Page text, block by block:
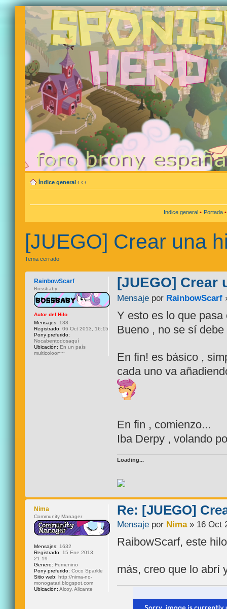
Índice general ‹ ‹ ‹
Indice general • Portada
[JUEGO] Crear una
Tema cerrado
[JUEGO] Crear
Mensaje por RainbowScarf
Y esto es lo que
Bueno , no se sí
En fin! es básico ,
cada uno va
En fin , comienzo...
Iba Derpy , volando
Loading...
RainbowScarf
Bossbaby
Autor del Hilo
Mensajes: 138
Registrado: 06 Oct 2013, 16:15
Pony preferido:
Nocabentodosaquí
Ubicación: En un país
multicoloor~~
Re: [JUEGO]
Mensaje por Nima» 16 Oct
RaibowScarf, este
más, creo que lo abrí
Nima
Community Manager
Mensajes: 1632
Registrado: 15 Ene 2013,
21:19
Genero: Femenino
Pony preferido: Coco Sparkle
Sitio web: http://nima-no-
monogatari.blogspot.com
Ubicación: Alcoy, Alicante